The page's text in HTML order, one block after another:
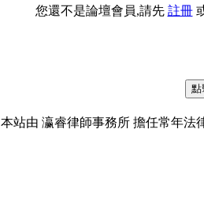
您還不是論壇會員,請先 註冊
本站由 瀛睿律師事務所 擔任常年法